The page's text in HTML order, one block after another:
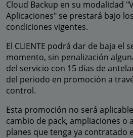
Cloud Backup en su modalidad
Aplicaciones" se prestará bajo
condiciones vigentes.
El CLIENTE podrá dar de baja el
momento, sin penalización
del servicio con 15 días de
del periodo en promoción a
control.
Esta promoción no será
cambio de pack, ampliaciones o
planes que tenga ya contratado